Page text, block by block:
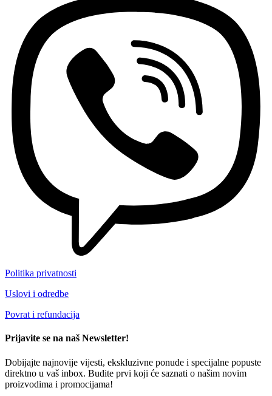
Politika privatnosti
Uslovi i odredbe
Povrat i refundacija
Prijavite se na naš Newsletter!
Dobijajte najnovije vijesti, ekskluzivne ponude i specijalne popuste
direktno u vaš inbox. Budite prvi koji će saznati o našim novim
proizvodima i promocijama!